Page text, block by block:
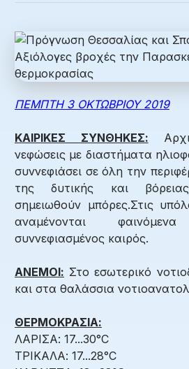
ΠΕΜΠΤΗ 3 ΟΚΤΩΒΡΙΟΥ 2019
ΚΑΙΡΙΚΕΣ ΣΥΝΘΗΚΕΣ:
νεφώσεις με διαστήματα
συννεφιάσει σε όλη την
της δυτικής και
σημειωθούν μπόρες.Στις
αναμένονται
συννεφιασμένος καιρός.
ΑΝΕΜΟΙ: Στο εσωτερικό
και στα θαλάσσια
ΘΕΡΜΟΚΡΑΣΙΑ:
ΛΑΡΙΣΑ: 17...30°C
ΤΡΙΚΑΛΑ: 17...28°C